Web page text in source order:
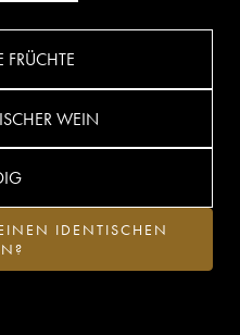
FRÜCHTE
WEIN
IDENTISCHEN